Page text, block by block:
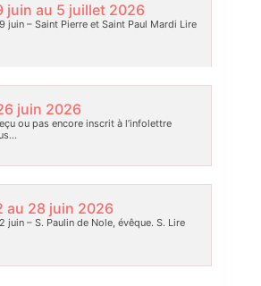
juin au 5 juillet 2026
juin – Saint Pierre et Saint Paul Mardi Lire
juin 2026
ou pas encore inscrit à l’infolettre
au 28 juin 2026
juin – S. Paulin de Nole, évêque. S. Lire